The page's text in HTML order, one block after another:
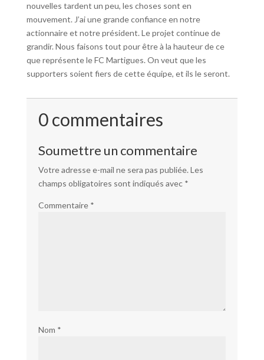
nouvelles tardent un peu, les choses sont en
mouvement. J’ai une grande confiance en notre
actionnaire et notre président. Le projet continue de
grandir. Nous faisons tout pour être à la hauteur de ce
que représente le FC Martigues. On veut que les
supporters soient fiers de cette équipe, et ils le seront.
0 commentaires
Soumettre un commentaire
Votre adresse e-mail ne sera pas publiée.Les
champs obligatoires sont indiqués avec *
Commentaire *
Nom *